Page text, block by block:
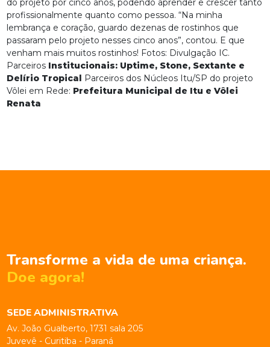
do projeto por cinco anos, podendo aprender e crescer tanto
profissionalmente quanto como pessoa. “Na minha
lembrança e coração, guardo dezenas de rostinhos que
passaram pelo projeto nesses cinco anos”, contou. E que
venham mais muitos rostinhos! Fotos: Divulgação IC.
Parceiros Institucionais: Uptime, Stone, Sextante e
Delírio Tropical Parceiros dos Núcleos Itu/SP do projeto
Vôlei em Rede: Prefeitura Municipal de Itu e Vôlei
Renata
Transforme a vida de uma criança.
Doe agora!
SEDE ADMINISTRATIVA
Av. João Gualberto, 1731 sala 205
Juvevê - Curitiba - Paraná